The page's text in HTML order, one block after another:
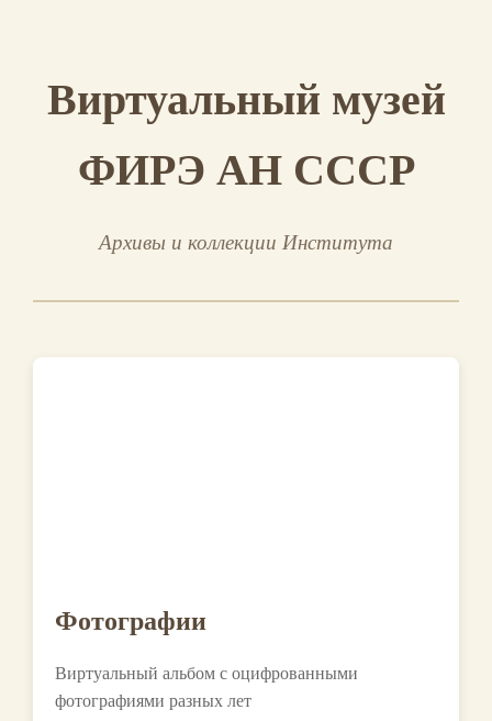
Виртуальный музей
ФИРЭ АН СССР
Архивы и коллекции Института
Фотографии
Виртуальный альбом с оцифрованными
фотографиями разных лет